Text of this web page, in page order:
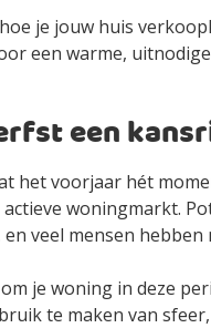
je jouw huis
een warme,
een
het voorjaar hét
woningmarkt.
veel mensen
je woning in deze
te maken van